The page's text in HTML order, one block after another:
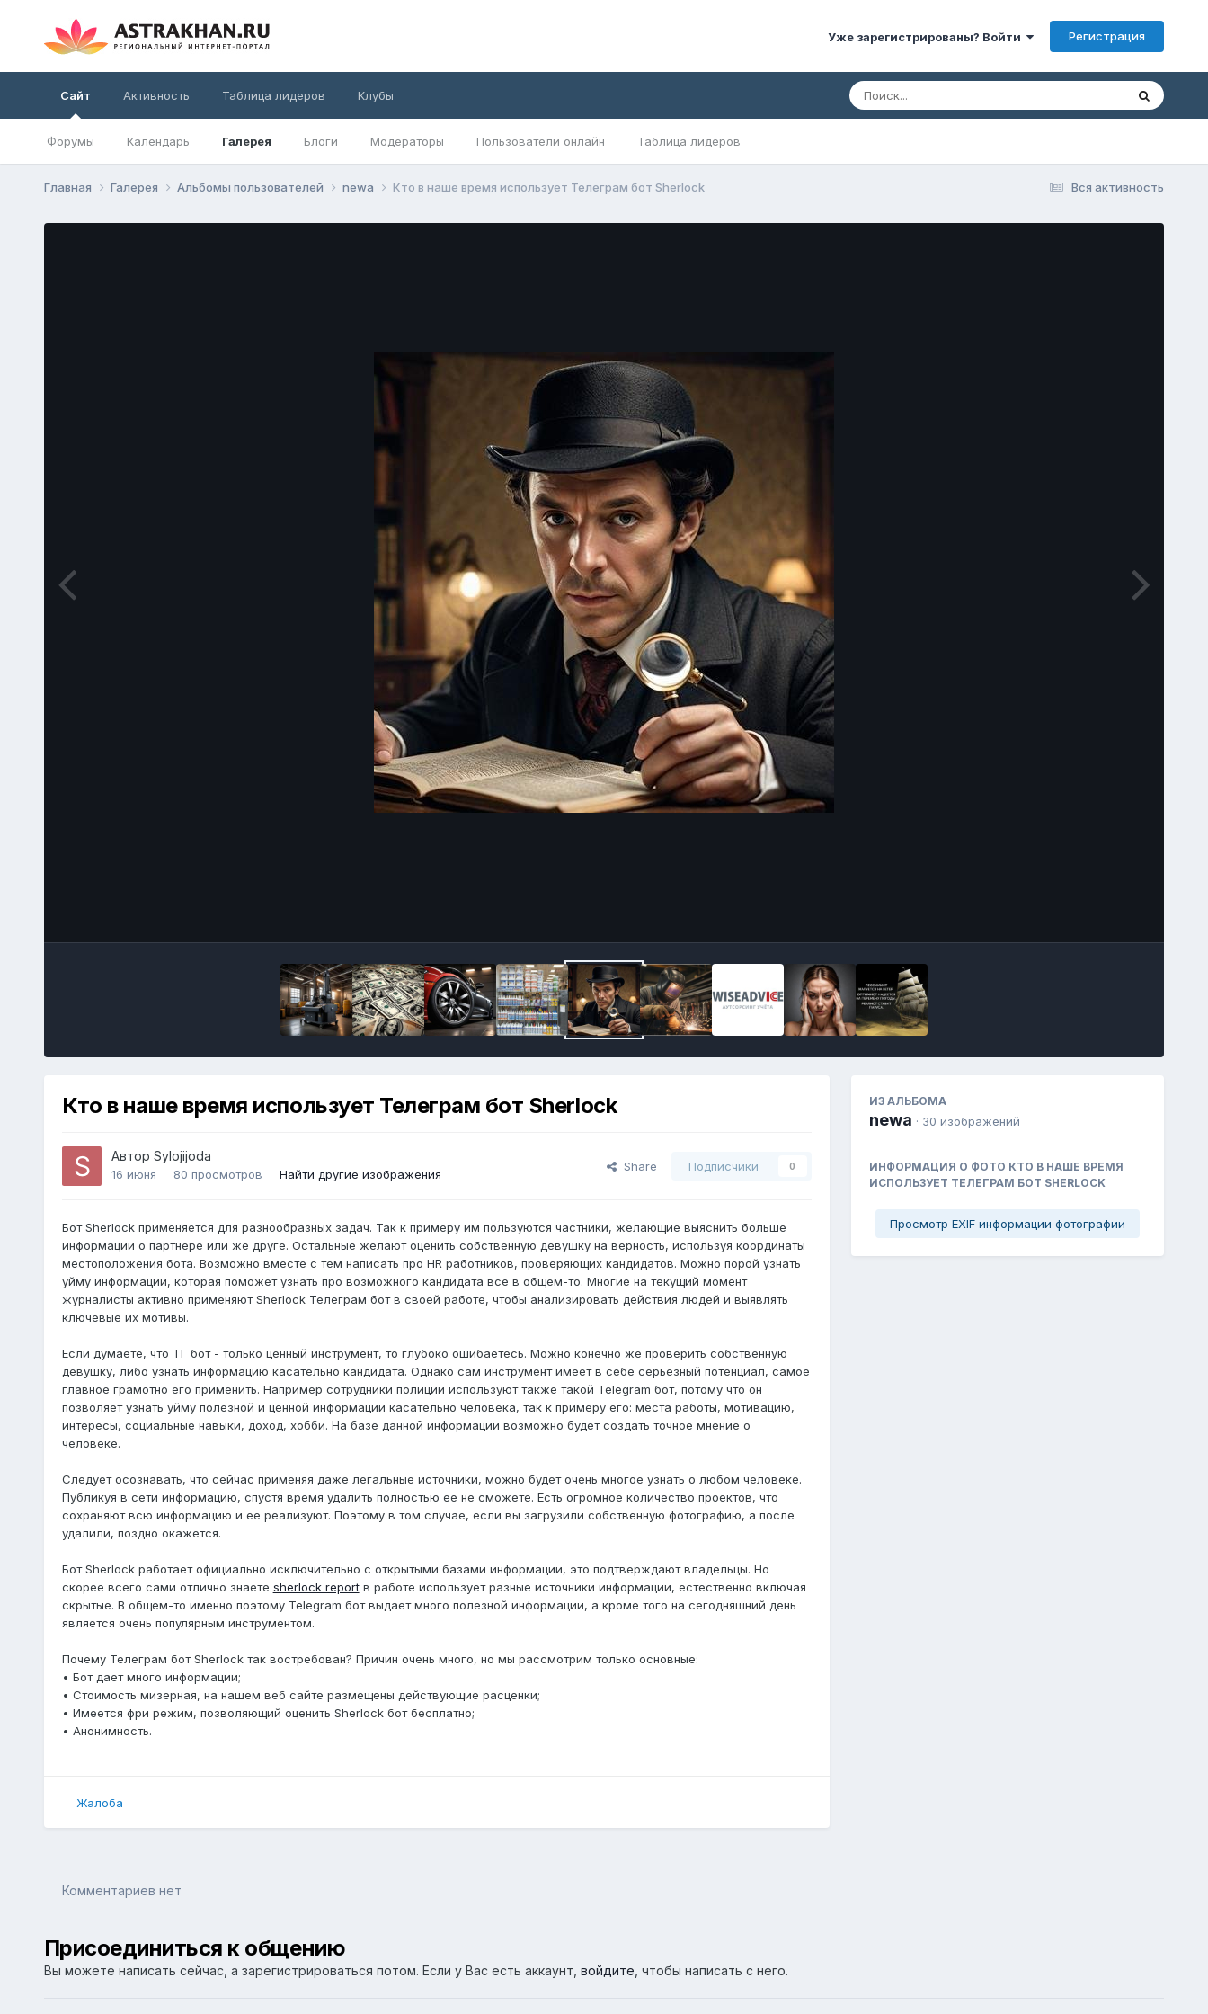
Уже зарегистрированы? Войти Регистрация
Сайт
Форумы Календарь Галерея Блоги Модераторы Пользователи онлайн Таблица лидеров
Активность Таблица лидеров Клубы
Вся активность
Главная Галерея Альбомы пользователей newa Кто в наше время использует Телеграм бот Sherlock
Кто в наше время использует Телеграм бот Sherlock
Автор Sylojijoda
16 июня 80 просмотров Найти другие изображения
Share Подписчики 0
Бот Sherlock применяется для разнообразных задач. Так к примеру им пользуются частники, желающие выяснить больше
информации о партнере или же друге. Остальные желают оценить собственную девушку на верность, используя координаты
местоположения бота. Возможно вместе с тем написать про HR работников, проверяющих кандидатов. Можно порой узнать
уйму информации, которая поможет узнать про возможного кандидата все в общем-то. Многие на текущий момент
журналисты активно применяют Sherlock Телеграм бот в своей работе, чтобы анализировать действия людей и выявлять
ключевые их мотивы.
Если думаете, что ТГ бот - только ценный инструмент, то глубоко ошибаетесь. Можно конечно же проверить собственную
девушку, либо узнать информацию касательно кандидата. Однако сам инструмент имеет в себе серьезный потенциал, самое
главное грамотно его применить. Например сотрудники полиции используют также такой Telegram бот, потому что он
позволяет узнать уйму полезной и ценной информации касательно человека, так к примеру его: места работы, мотивацию,
интересы, социальные навыки, доход, хобби. На базе данной информации возможно будет создать точное мнение о
человеке.
Следует осознавать, что сейчас применяя даже легальные источники, можно будет очень многое узнать о любом человеке.
Публикуя в сети информацию, спустя время удалить полностью ее не сможете. Есть огромное количество проектов, что
сохраняют всю информацию и ее реализуют. Поэтому в том случае, если вы загрузили собственную фотографию, а после
удалили, поздно окажется.
Бот Sherlock работает официально исключительно с открытыми базами информации, это подтверждают владельцы. Но
скорее всего сами отлично знаете sherlock reportв работе использует разные источники информации, естественно включая
скрытые. В общем-то именно поэтому Telegram бот выдает много полезной информации, а кроме того на сегодняшний день
является очень популярным инструментом.
Почему Телеграм бот Sherlock так востребован? Причин очень много, но мы рассмотрим только основные:
• Бот дает много информации;
• Стоимость мизерная, на нашем веб сайте размещены действующие расценки;
• Имеется фри режим, позволяющий оценить Sherlock бот бесплатно;
• Анонимность.
Жалоба
ИЗ АЛЬБОМА
newa · 30 изображений
ИНФОРМАЦИЯ О ФОТО КТО В НАШЕ ВРЕМЯ
ИСПОЛЬЗУЕТ ТЕЛЕГРАМ БОТ SHERLOCK
Просмотр EXIF информации фотографии
Комментариев нет
Присоединиться к общению
Вы можете написать сейчас, а зарегистрироваться потом. Если у Вас есть аккаунт, войдите , чтобы написать с него.